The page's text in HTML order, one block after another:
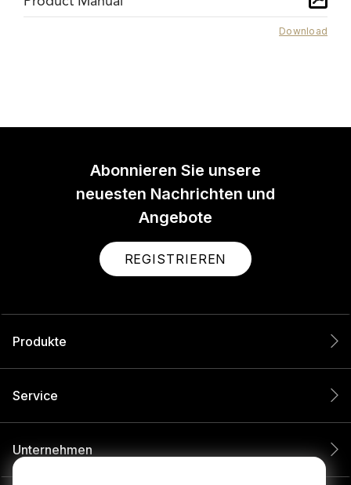
Download
Abonnieren Sie unsere
neuesten Nachrichten und
Angebote
REGISTRIEREN
Produkte
Service
Unternehmen